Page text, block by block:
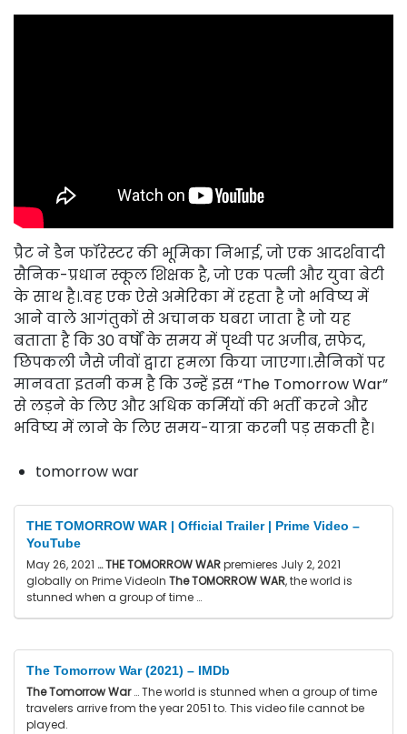
प्रैट ने डैन फॉरेस्टर की भूमिका निभाई, जो एक आदर्शवादी
सैनिक-प्रधान स्कूल शिक्षक है, जो एक पत्नी और युवा बेटी
के साथ है।.वह एक ऐसे अमेरिका में रहता है जो भविष्य में
आने वाले आगंतुकों से अचानक घबरा जाता है जो यह
बताता है कि 30 वर्षों के समय में पृथ्वी पर अजीब, सफेद,
छिपकली जैसे जीवों द्वारा हमला किया जाएगा।.सैनिकों पर
मानवता इतनी कम है कि उन्हें इस “The Tomorrow War”
से लड़ने के लिए और अधिक कर्मियों की भर्ती करने और
भविष्य में लाने के लिए समय-यात्रा करनी पड़ सकती है।
tomorrow war
THE TOMORROW WAR | Official Trailer | Prime Video –
YouTube
May 26, 2021 …THE TOMORROW WARpremieres July 2, 2021
globally on Prime VideoIn TheTOMORROW WAR, the world is
stunned when a group of time …
The Tomorrow War (2021) – IMDb
The Tomorrow War… The world is stunned when a group of time
travelers arrive from the year 2051 to. This video file cannot be
played.